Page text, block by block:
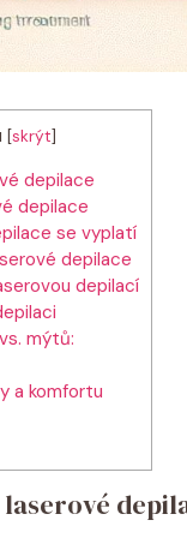
[skrýt]
depilace
depilace
se vyplatí
depilace
depilací
mýtů:
a komfortu